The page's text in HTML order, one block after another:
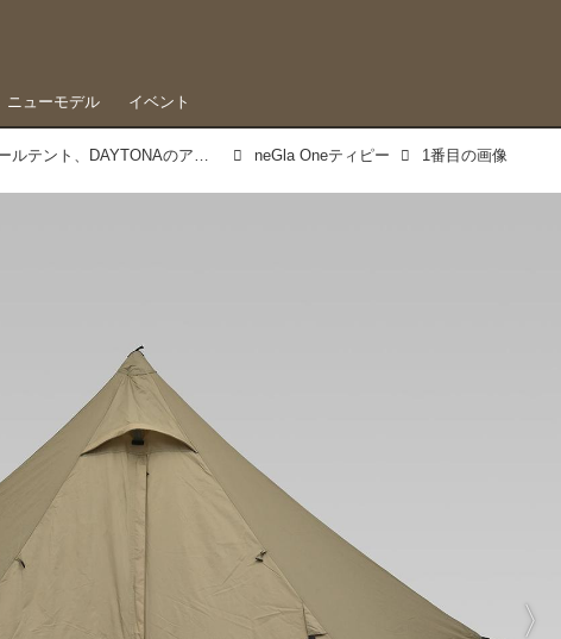
ニューモデル イベント
キャンツーに最適な軽量ワンポールテント、DAYTONAのアウトドアブランドより neGla Oneティピー 1番目の画像